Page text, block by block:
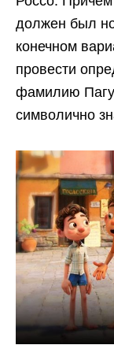
должен был
конечном
провести
фамилию
символично